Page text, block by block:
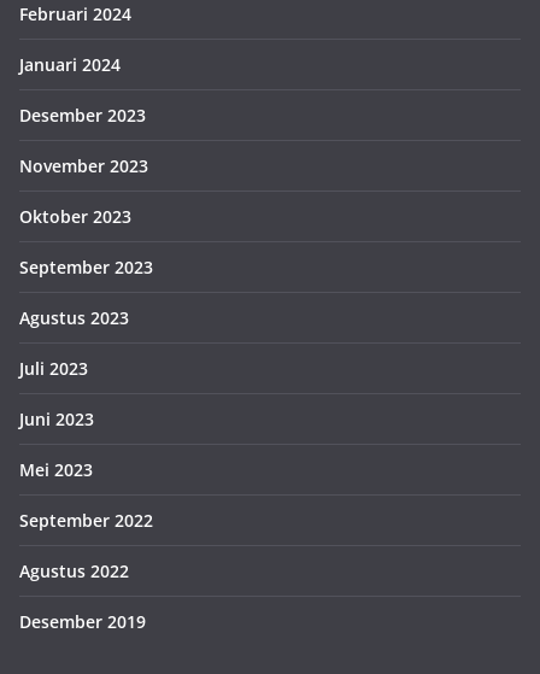
Februari 2024
Januari 2024
Desember 2023
November 2023
Oktober 2023
September 2023
Agustus 2023
Juli 2023
Juni 2023
Mei 2023
September 2022
Agustus 2022
Desember 2019